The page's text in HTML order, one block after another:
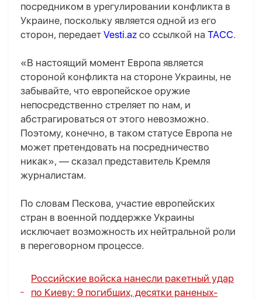
посредником в урегулировании конфликта в
Украине, поскольку является одной из его
сторон, передает Vesti.az со ссылкой на ТАСС.
«В настоящий момент Европа является
стороной конфликта на стороне Украины, не
забывайте, что европейское оружие
непосредственно стреляет по нам, и
абстрагироваться от этого невозможно.
Поэтому, конечно, в таком статусе Европа не
может претендовать на посредничество
никак», — сказал представитель Кремля
журналистам.
По словам Пескова, участие европейских
стран в военной поддержке Украины
исключает возможность их нейтральной роли
в переговорном процессе.
Российские войска нанесли ракетный удар
по Киеву: 9 погибших, десятки раненых-